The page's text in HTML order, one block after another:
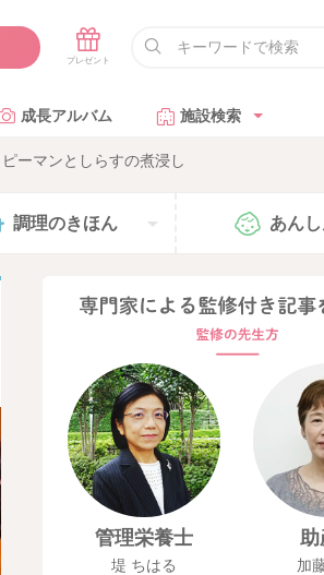
成長アルバム 施設検索
ピーマンとしらすの煮浸し
調理のきほん あん
管理栄養士
堤 ちはる
助
加